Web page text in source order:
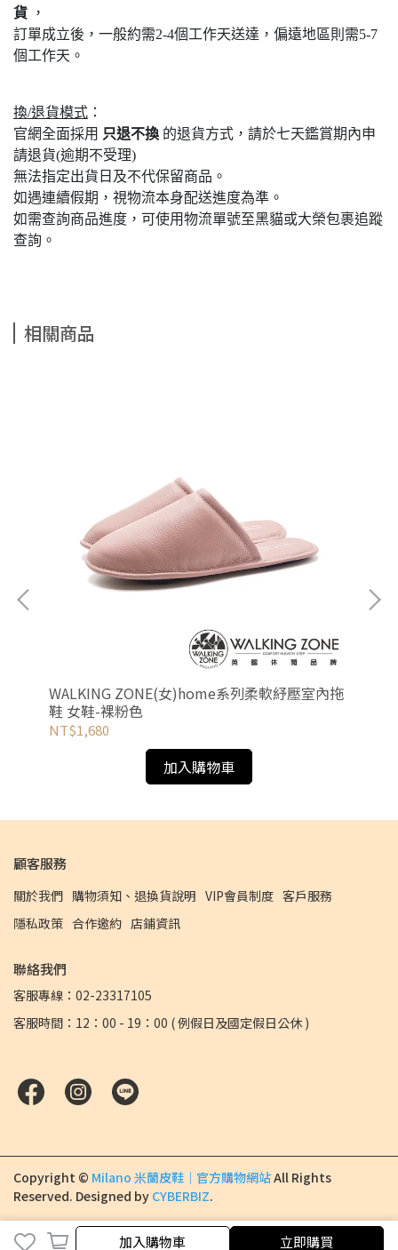
加入購物車
加入購物車 立即購買
貨 ，
訂單成立後，一般約需2-4個工作天送達，偏遠地區則需5-7
個工作天。
換/退貨模式 ：
官網全面採用 只退不換 的退貨方式，請於七天鑑賞期內申
請退貨(逾期不受理)
無法指定出貨日及不代保留商品。
如遇連續假期，視物流本身配送進度為準。
如需查詢商品進度，可使用物流單號至黑貓或大榮包裹追蹤
查詢。
相關商品
WALKING ZONE(女)home系列柔軟紓壓室內拖
鞋 女鞋-裸粉色
NT$1,680
加入購物車
顧客服務
關於我們 購物須知、退換貨說明 VIP會員制度 客戶服務
隱私政策 合作邀約 店鋪資訊
聯絡我們
客服專線：02-23317105
客服時間：12：00 - 19：00 ( 例假日及國定假日公休 )
Copyright © Milano 米蘭皮鞋｜官方購物網站All Rights
Reserved. Designed by CYBERBIZ.